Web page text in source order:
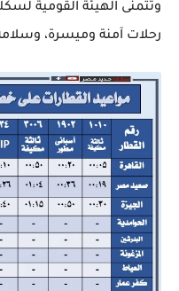
وتتمنى الهيئة القومية
رحلات آمنة وميسرة،